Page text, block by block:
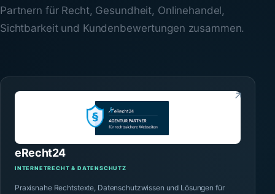
Partnern für Recht, Gesundheit, Onlinehandel,
Sichtbarkeit und Kundenbewertungen zusammen.
eRecht24
INTERNETRECHT & DATENSCHUTZ
Praxisnahe Rechtstexte, Datenschutzwissen und Lösungen für
↗